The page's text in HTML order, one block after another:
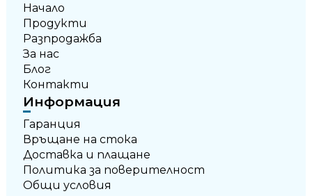
Начало
Продукти
Разпродажба
За нас
Блог
Контакти
Информация
Гаранция
Връщане на стока
Доставка и плащане
Политика за поверителност
Общи условия